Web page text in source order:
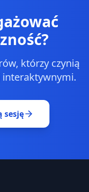
pytania,
dużą ilością
którzy czynią
interaktywnymi.
sesję